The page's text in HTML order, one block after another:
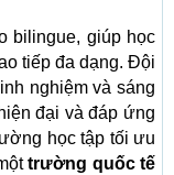
bilingue, giúp học
tiếp đa dạng. Đội
nghiệm và sáng
đại và đáp ứng
học tập tối ưu
trường quốc tế